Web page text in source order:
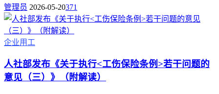
管理员 2026-05-20371
企业用工
人社部发布《关于执行<工伤保险条例>若干问题的
意见（三）》（附解读）